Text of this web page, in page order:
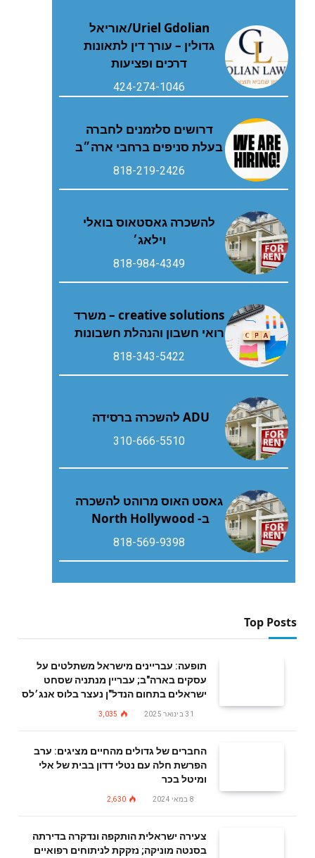
Uriel Gdolian/אוריאל
גדולין – עורך דין לתאונות
דרכים ופציעות
424-274-1046
דרושים סלזמנים לחברה
בעלת סניפים ברחבי ארה״ב
818-219-2426
להשכרה גאסטאוס בואלי
וילאג׳
818-984-4349
creative solutions – משרד
רואי חשבון והנהלת חשבונות
818-343-5422
ADU להשכרה ברסידה
310-666-5510
גאסט האוס מרוהט להשכרה
ב- North Hollywood
818-569-9398
Top Posts
תופעה: עבריינים מישראל משתלטים על
עסקים בארה"ב; עבריין מנתניה שסחט
ישראלים בתחום הנדל"ן נעצר בלוס אנג׳לס
31 בינואר 2025 3,035
החברים של גדולים מהחיים מציגים: ערב
הפרשת חלה עם נטלי דדון בבית של אלי
ומיטל בכר
8 במאי 2024 2,630
צעירה ישראלית הותקפה ונדקרה בדירתה
בסנטה מוניקה; נזקקת לניתוחים רפואיים